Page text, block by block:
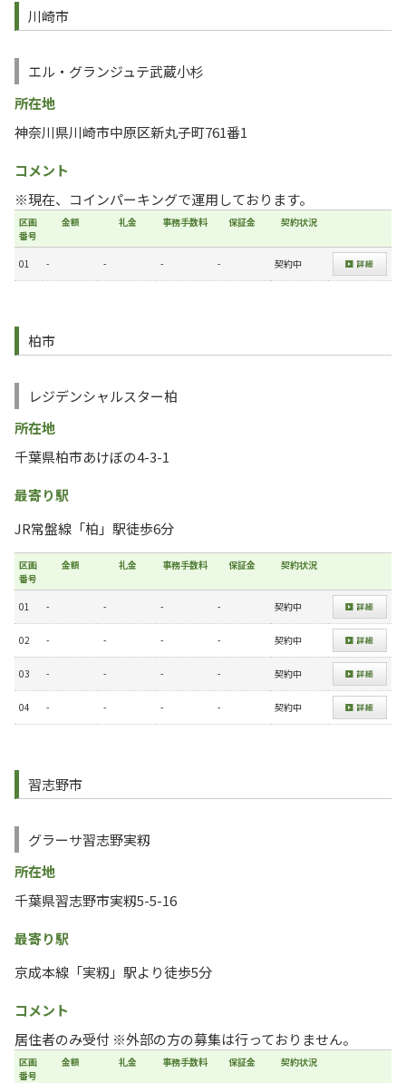
川崎市
エル・グランジュテ武蔵小杉
所在地
神奈川県川崎市中原区新丸子町761番1
コメント
※現在、コインパーキングで運用しております。
区画
番号
金額 礼金 事務手数料 保証金 契約状況
01 - - - - 契約中
柏市
レジデンシャルスター柏
所在地
千葉県柏市あけぼの4-3-1
最寄り駅
JR常盤線「柏」駅徒歩6分
区画
番号
金額 礼金 事務手数料 保証金 契約状況
01 - - - - 契約中
02 - - - - 契約中
03 - - - - 契約中
04 - - - - 契約中
習志野市
グラーサ習志野実籾
所在地
千葉県習志野市実籾5-5-16
最寄り駅
京成本線「実籾」駅より徒歩5分
コメント
居住者のみ受付 ※外部の方の募集は行っておりません。
区画
番号
金額 礼金 事務手数料 保証金 契約状況